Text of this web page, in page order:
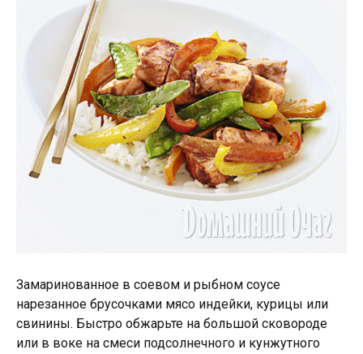
Замаринованное в соевом и рыбном соусе
нарезанное брусочками мясо индейки, курицы или
свинины. Быстро обжарьте на большой сковороде
или в воке на смеси подсолнечного и кунжутного